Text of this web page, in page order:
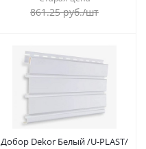
861.25руб./шт
Добор Dekor Белый /U-PLAST/